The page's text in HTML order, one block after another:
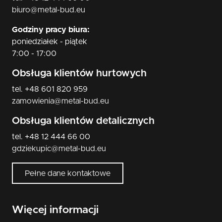
biuro@metal-bud.eu
Godziny pracy biura:
poniedziałek - piątek
7:00 - 17:00
Obsługa klientów hurtowych
tel. +48 601 820 959
zamowienia@metal-bud.eu
Obsługa klientów detalicznych
tel. +48 12 444 66 00
gdziekupic@metal-bud.eu
Pełne dane kontaktowe
Więcej informacji